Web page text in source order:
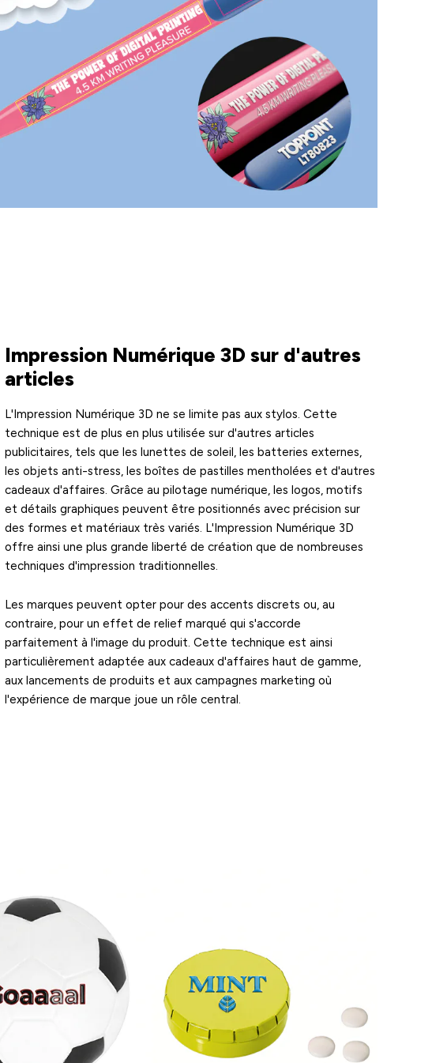
Impression Numérique 3D sur d'autres
articles
L'Impression Numérique 3D ne se limite pas aux stylos. Cette
technique est de plus en plus utilisée sur d'autres articles
publicitaires, tels que les lunettes de soleil, les batteries externes,
les objets anti-stress, les boîtes de pastilles mentholées et d'autres
cadeaux d'affaires. Grâce au pilotage numérique, les logos, motifs
et détails graphiques peuvent être positionnés avec précision sur
des formes et matériaux très variés. L'Impression Numérique 3D
offre ainsi une plus grande liberté de création que de nombreuses
techniques d'impression traditionnelles.
Les marques peuvent opter pour des accents discrets ou, au
contraire, pour un effet de relief marqué qui s'accorde
parfaitement à l'image du produit. Cette technique est ainsi
particulièrement adaptée aux cadeaux d'affaires haut de gamme,
aux lancements de produits et aux campagnes marketing où
l'expérience de marque joue un rôle central.